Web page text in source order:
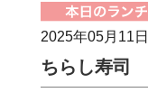
2025年05月11日
ちらし寿司